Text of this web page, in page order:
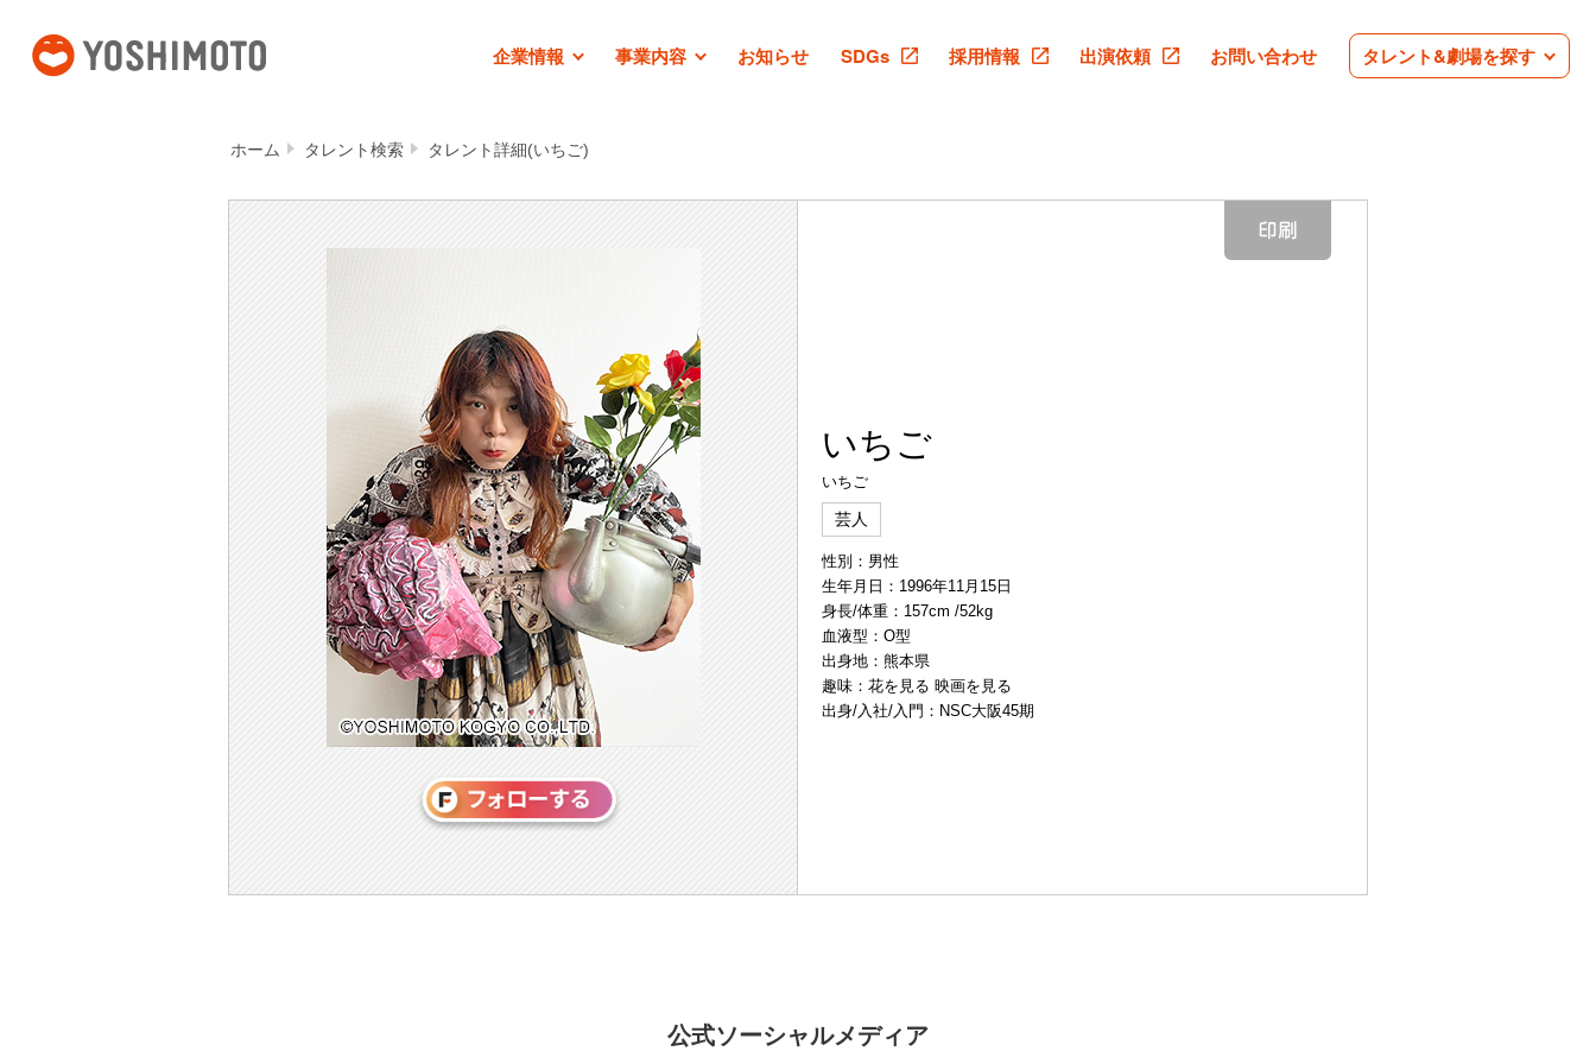
企業情報 事業内容 お知らせ SDGs 採用情報 出演依頼 お問い合わせ タレント&劇場を探す
ホーム タレント検索 タレント詳細(いちご)
いちご
いちご
芸人
性別：男性
生年月日：1996年11月15日
身長/体重：157cm /52kg
血液型：O型
出身地：熊本県
趣味：花を見る 映画を見る
出身/入社/入門：NSC大阪45期
公式ソーシャルメディア